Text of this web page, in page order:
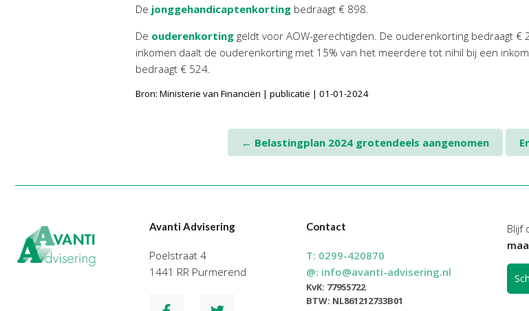
De jonggehandicaptenkorting bedraagt € 898.
De ouderenkorting geldt voor AOW-gerechtigden. De ouderenkorting bedraagt
inkomen daalt de ouderenkorting met 15% van het meerdere tot nihil bij een
bedraagt € 524.
Bron: Ministerie van Financiën | publicatie | 01-01-2024
← Belastingplan 2024 grotendeels aangenomen
Avanti Advisering
Poelstraat 4
1441 RR Purmerend
Contact
T: 0299-420870
@: info@avanti-advisering.nl
KvK: 77955722
BTW: NL861212733B01
Blijf